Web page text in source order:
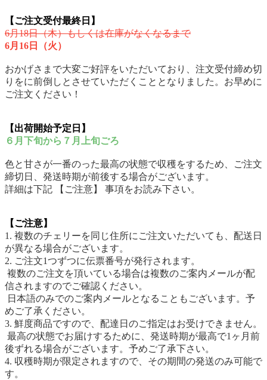
【ご注文受付最終日】
6月18日（木）もしくは在庫がなくなるまで
6月16日（火）
おかげさまで大変ご好評をいただいており、注文受付締め切
りをに前倒しとさせていただくこととなりました。お早めに
ご注文ください！
【出荷開始予定日】
６月下旬から７月上旬ごろ
色と甘さが一番のった最高の状態で収穫をするため、ご注文
締切日、発送時期が前後する場合がございます。
詳細は下記 【ご注意】 事項をお読み下さい。
【ご注意】
1. 複数のチェリーを同じ住所にご注文いただいても、配送日
が異なる場合がございます。
2. ご注文1つずつに伝票番号が発行されます。
複数のご注文を頂いている場合は複数のご案内メールが配
信されますのでご確認ください。
日本語のみでのご案内メールとなることもございます。予
めご了承ください。
3. 鮮度商品ですので、配達日のご指定はお受けできません。
最高の状態でお届けするために、発送時期が最高で1ヶ月前
後ずれる場合がございます。予めご了承下さい。
4. 収穫時期が限定されますので、その期間の発送のみ可能で
す。